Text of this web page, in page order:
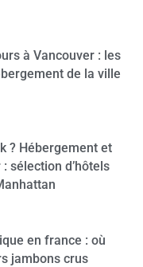
à Vancouver : les
de la ville
? Hébergement et
sélection d’hôtels
en france : où
jambons crus